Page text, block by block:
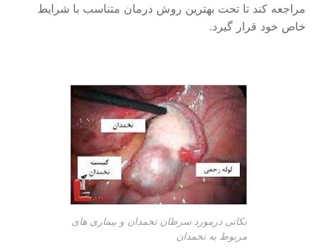
مراجعه کند تا تحت بهترین روش درمان متناسب با شرایط
خاص خود قرار گیرد.
نکاتی درمورد سرطان تخمدان و بیماری های
مربوط به تخمدان